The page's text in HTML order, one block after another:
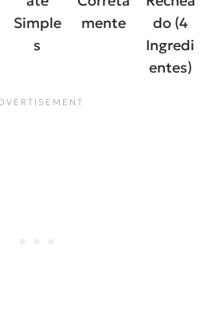
Simple
s
mente
do (4
Ingredi
entes)